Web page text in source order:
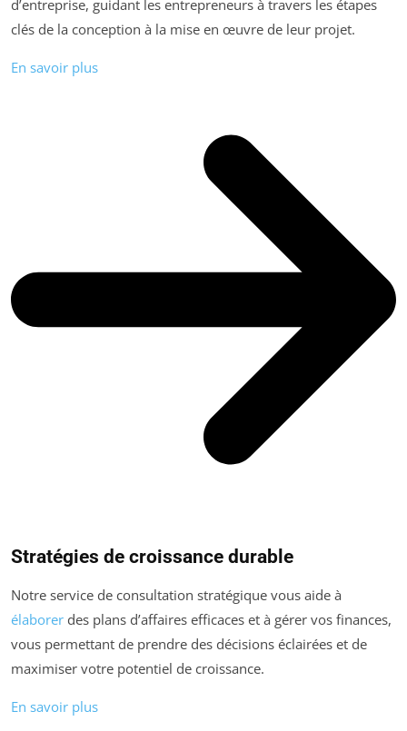
d’entreprise, guidant les entrepreneurs à travers les étapes
clés de la conception à la mise en œuvre de leur projet.
En savoir plus
Stratégies de croissance durable
Notre service de consultation stratégique vous aide à
élaborer des plans d’affaires efficaces et à gérer vos finances,
vous permettant de prendre des décisions éclairées et de
maximiser votre potentiel de croissance.
En savoir plus